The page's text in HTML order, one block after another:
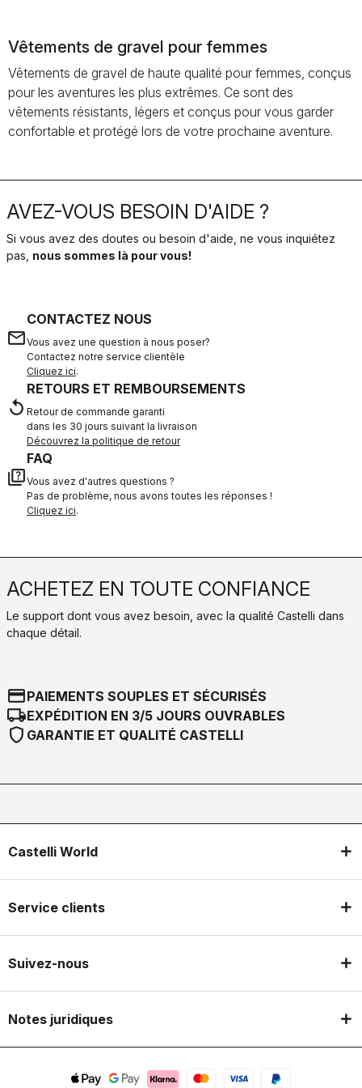
Vêtements de gravel pour femmes
Vêtements de gravel de haute qualité pour femmes, conçus
pour les aventures les plus extrêmes. Ce sont des
vêtements résistants, légers et conçus pour vous garder
confortable et protégé lors de votre prochaine aventure.
AVEZ-VOUS BESOIN D'AIDE ?
Si vous avez des doutes ou besoin d'aide, ne vous inquiétez
pas, nous sommes là pour vous!
email
CONTACTEZ NOUS
Vous avez une question à nous poser?
Contactez notre service clientèle
Cliquez ici.
replay
RETOURS ET REMBOURSEMENTS
Retour de commande garanti
dans les 30 jours suivant la livraison
Découvrez la politique de retour
quiz
FAQ
Vous avez d'autres questions ?
Pas de problème, nous avons toutes les réponses !
Cliquez ici.
ACHETEZ EN TOUTE CONFIANCE
Le support dont vous avez besoin, avec la qualité Castelli dans
chaque détail.
credit_cardPAIEMENTS SOUPLES ET SÉCURISÉS
local_shippingEXPÉDITION EN 3/5 JOURS OUVRABLES
shield GARANTIE ET QUALITÉ CASTELLI
Castelli World
Service clients
Suivez-nous
Notes juridiques